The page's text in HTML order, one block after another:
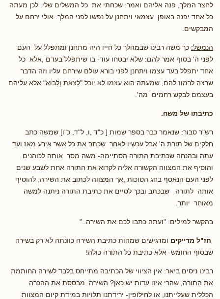
לחצר המלך, פנה אליהם ואמר: שכחתי את כל המשלים שלי. לכן מעתה
כל אחד יפנה באופן עצמאי ויתחנן על נפשו לפני המלך. אולי ירחם על
המבקשים.
הנמשל: כך משה רבינו שבמהלך כל חייו היה מתחנן ומתפלל על העם
לפני ה' בסוף אמר להם: שלא יבטחו עוד- בו שיתפלל בעדם ,אלא כל
אחד יתפלל בעד עצמו ויתחנן לפני בורא עולם שירחם עליו וזה הדבר
שרצה לרמוז להם, שמעתה הוא עצמו לא יוכל "לָצֵאת וְלָבוֹא" אלא עליהם
בעצמם לבקש רחמים מה'.
כתיבתו של משה.
רש"ר סבור: שנאמר כבר בספר שמות [ כ"ד ,ו, ל"ד, כ"ו] שמשה כתב
חלקים של תורת ה' אבל עכשיו לאחר שכתב את כל אשר אירע מאז ועד
עתה ובהנחה שכתיבת התורה הסתיימה- משה מסר אותה לכוהנים
והוסיף את המצווה הקשורה אליה לקרוא את התורה אחת לשבע שנים
לפני העם הנאסף בחג הסוכות ,אך המצווה לכתוב את השירה, להוסיף
אותה לתורה שבכתב ובכך לסיים את כתיבת התורה ניתנה למשה
מאוחר יותר.
בהקשר למילים: "ועתה כתבו לכם את השירה.."
חז"ל מדייקים ומדגישים שמהות כתיבת השירה כוונתה לא רק בשירה
שבסוף החומש- אלא כתיבת כל התורה כולה!
רבינו ניסים ביאר: אין הציווי של הכתיבה מתייחס בלבד לשירה החותמת
את התורה, שהרי איזו עדות יש כאן? השירה מבססת את ההכרה
הכללית שעלייתנו, או לחילופין- ירידתנו תלויות במידת קיום המצוות